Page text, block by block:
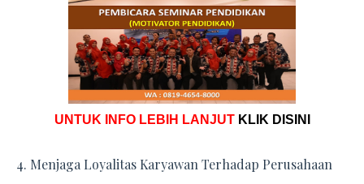
UNTUK INFO LEBIH LANJUT KLIK DISINI
4. Menjaga Loyalitas Karyawan Terhadap Perusahaan